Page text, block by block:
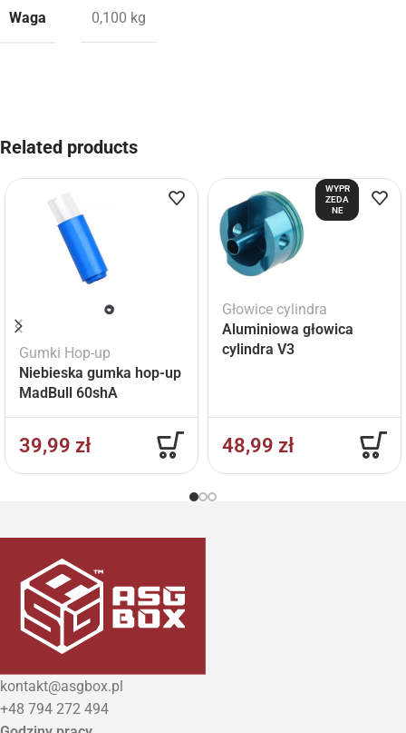
Waga
0,100 kg
Related products
Gumki Hop-up
Niebieska gumka hop-up
MadBull 60shA
39,99 zł
WYPR
ZEDA
NE
Głowice cylindra
Aluminiowa głowica
cylindra V3
48,99 zł
kontakt@asgbox.pl
+48 794 272 494